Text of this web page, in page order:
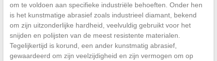
om te voldoen aan specifieke industriële behoeften. Onder hen
is het kunstmatige abrasief zoals industrieel diamant, bekend
om zijn uitzonderlijke hardheid, veelvuldig gebruikt voor het
snijden en polijsten van de meest resistente materialen.
Tegelijkertijd is korund, een ander kunstmatig abrasief,
gewaardeerd om zijn veelzijdigheid en zijn vermogen om op